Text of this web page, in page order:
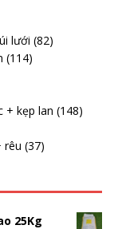
lưới (82)
(114)
+ kẹp lan (148)
rêu (37)
25Kg